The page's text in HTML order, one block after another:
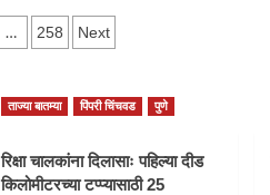
… 258 Next
ताज्या बातम्या पिंपरी चिंचवड पुणे
रिक्षा चालकांना दिलासाः पहिल्या दीड
किलोमीटरच्या टप्प्यासाठी 25